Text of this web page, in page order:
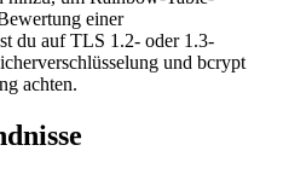
einer
du auf TLS 1.2- oder 1.3-
und bcrypt
achten.